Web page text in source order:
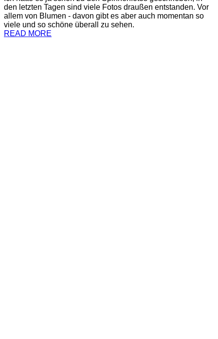
den letzten Tagen sind viele Fotos draußen entstanden. Vor
allem von Blumen - davon gibt es aber auch momentan so
viele und so schöne überall zu sehen.
READ MORE